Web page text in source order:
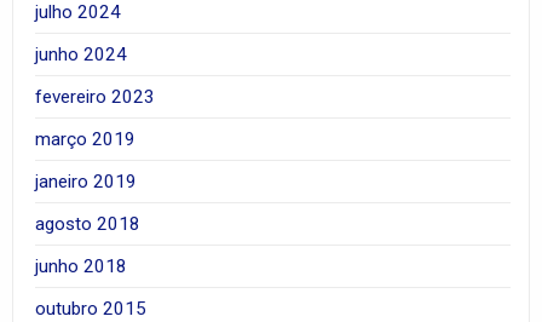
julho 2024
junho 2024
fevereiro 2023
março 2019
janeiro 2019
agosto 2018
junho 2018
outubro 2015